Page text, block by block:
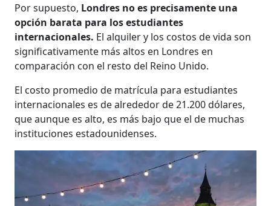
Por supuesto, Londres no es precisamente una
opción barata para los estudiantes
internacionales. El alquiler y los costos de vida son
significativamente más altos en Londres en
comparación con el resto del Reino Unido.
El costo promedio de matrícula para estudiantes
internacionales es de alrededor de 21.200 dólares,
que aunque es alto, es más bajo que el de muchas
instituciones estadounidenses.